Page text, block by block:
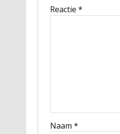
Reactie *
Naam *